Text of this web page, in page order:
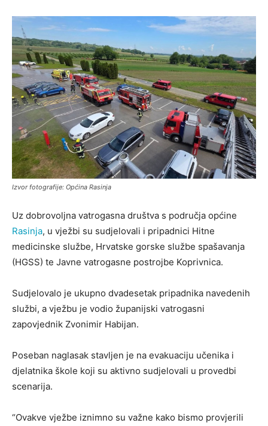
Izvor fotografije: Općina Rasinja
Uz dobrovoljna vatrogasna društva s područja općine
Rasinja, u vježbi su sudjelovali i pripadnici Hitne
medicinske službe, Hrvatske gorske službe spašavanja
(HGSS) te Javne vatrogasne postrojbe Koprivnica.
Sudjelovalo je ukupno dvadesetak pripadnika navedenih
službi, a vježbu je vodio županijski vatrogasni
zapovjednik Zvonimir Habijan.
Poseban naglasak stavljen je na evakuaciju učenika i
djelatnika škole koji su aktivno sudjelovali u provedbi
scenarija.
“Ovakve vježbe iznimno su važne kako bismo provjerili